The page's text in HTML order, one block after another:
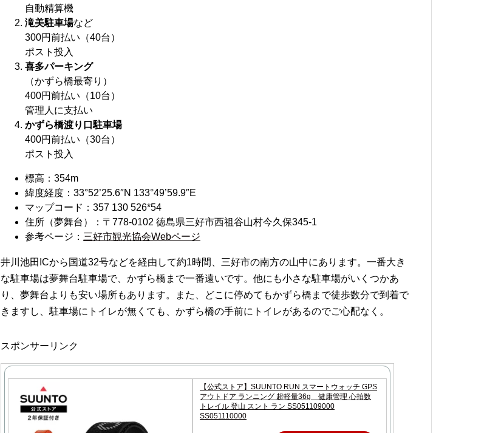
自動精算機
滝美駐車場など
300円前払い（40台）
ポスト投入
喜多パーキング
（かずら橋最寄り）
400円前払い（10台）
管理人に支払い
かずら橋渡り口駐車場
400円前払い（30台）
ポスト投入
標高：354m
緯度経度：33°52’25.6″N 133°49’59.9″E
マップコード：357 130 526*54
住所（夢舞台）：〒778-0102 徳島県三好市西祖谷山村今久保345-1
参考ページ： 三好市観光協会Webページ
井川池田ICから国道32号などを経由して約1時間、三好市の南方の山中にあります。一番大き
な駐車場は夢舞台駐車場で、かずら橋まで一番遠いです。他にも小さな駐車場がいくつかあ
り、夢舞台よりも安い場所もあります。また、どこに停めてもかずら橋まで徒歩数分で到着で
きますし、駐車場にトイレが無くても、かずら橋の手前にトイレがあるのでご心配なく。
スポンサーリンク
【公式ストア】SUUNTO RUN スマートウォッチ GPS
アウトドア ランニング 超軽量36g 健康管理 心拍数
トレイル 登山 スント ラン SS051109000
SS051110000